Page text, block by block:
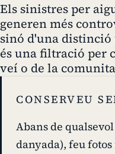
Els sinistres per
generen més
sinó d'una distinció
és una filtració per
veí o de la
CONSERVEU
Abans de
danyada), feu